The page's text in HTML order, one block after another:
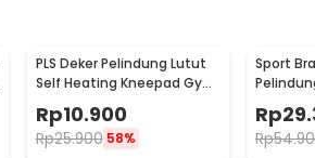
PLS Deker Pelindung Lutut
Self Heating Kneepad Gym
Rp10.900
Rp25.900 58%
Sport
Rp
Rp